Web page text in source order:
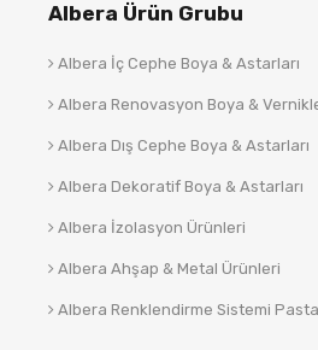
Albera Ürün Grubu
Albera İç Cephe Boya & Astarları
Albera Renovasyon Boya &
Albera Dış Cephe Boya & Astarları
Albera Dekoratif Boya & Astarları
Albera İzolasyon Ürünleri
Albera Ahşap & Metal Ürünleri
Albera Renklendirme Sistemi